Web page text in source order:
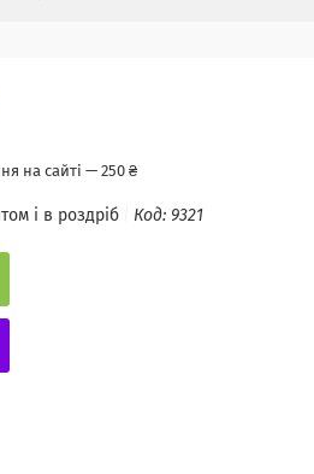
на сайті — 250 ₴
і в роздріб Код: 9321